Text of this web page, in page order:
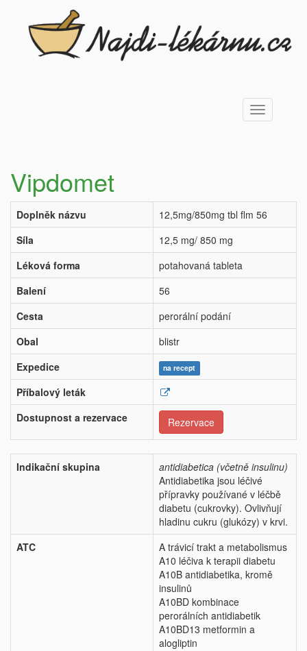
Toggle
navigation
Vipdomet
Doplněk názvu
12,5mg/850mg tbl flm 56
Síla
12,5 mg/ 850 mg
Léková forma
potahovaná tableta
Balení
56
Cesta
perorální podání
Obal
blistr
Expedice
na recept
Příbalový leták
Dostupnost a rezervace
Rezervace
Indikační skupina
antidiabetica (včetně insulinu)
Antidiabetika jsou léčivé
přípravky používané v léčbě
diabetu (cukrovky). Ovlivňují
hladinu cukru (glukózy) v krvi.
ATC
A trávicí trakt a metabolismus
A10 léčiva k terapii diabetu
A10B antidiabetika, kromě
insulinů
A10BD kombinace
perorálních antidiabetik
A10BD13 metformin a
alogliptin